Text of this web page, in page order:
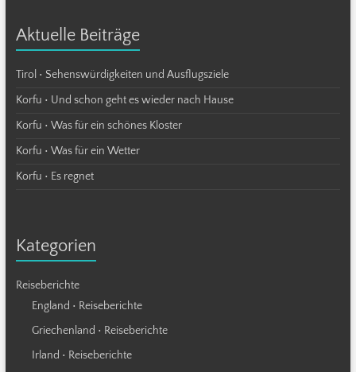
Aktuelle Beiträge
Tirol • Sehenswürdigkeiten und Ausflugsziele
Korfu • Und schon geht es wieder nach Hause
Korfu • Was für ein schönes Kloster
Korfu • Was für ein Wetter
Korfu • Es regnet
Kategorien
Reiseberichte
England • Reiseberichte
Griechenland • Reiseberichte
Irland • Reiseberichte